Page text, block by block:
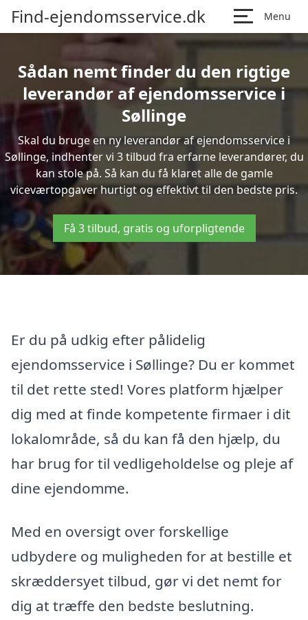
Find-ejendomsservice.dk Menu
Sådan nemt finder du den rigtige
leverandør af ejendomsservice i
Søllinge
Skal du bruge en ny leverandør af ejendomsservice i
Søllinge, indhenter vi 3 tilbud fra erfarne leverandører, du
kan stole på. Så kan du få klaret alle de gamle
viceværtopgaver hurtigt og effektivt til den bedste pris.
Få 3 tilbud, gratis og uforpligtende
Er du på udkig efter pålidelig
ejendomsservice i Søllinge? Du er kommet
til det rette sted! Vores platform hjælper
dig med at finde kompetente firmaer i dit
lokalområde, så du kan få den hjælp, du
har brug for til vedligeholdelse og pleje af
dine ejendomme.
Med en oversigt over forskellige
udbydere og muligheden for at bestille et
skræddersyet tilbud, gør vi det nemt for
dig at træffe den bedste beslutning.